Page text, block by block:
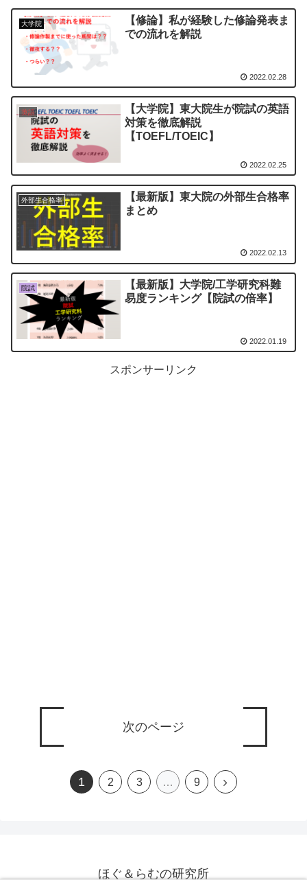
大学院
【修論】私が経験した修論発表ま
での流れを解説
2022.02.28
英語
【大学院】東大院生が院試の英語
対策を徹底解説
【TOEFL/TOEIC】
2022.02.25
外部生合格率
【最新版】東大院の外部生合格率
まとめ
2022.02.13
院試
【最新版】大学院/工学研究科難
易度ランキング【院試の倍率】
2022.01.19
スポンサーリンク
次のページ
1 2 3 … 9
ほぐ＆らむの研究所